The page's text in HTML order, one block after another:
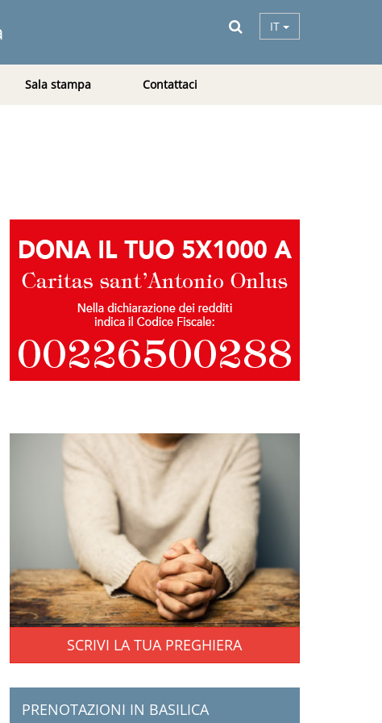
IT
Sala stampa Contattaci
SCRIVI LA TUA PREGHIERA
PRENOTAZIONI IN BASILICA